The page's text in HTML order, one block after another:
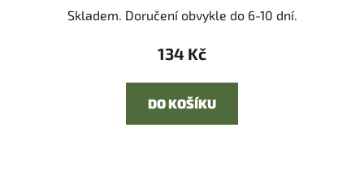
Skladem. Doručení obvykle do 6-10 dní.
134 Kč
DO KOŠÍKU